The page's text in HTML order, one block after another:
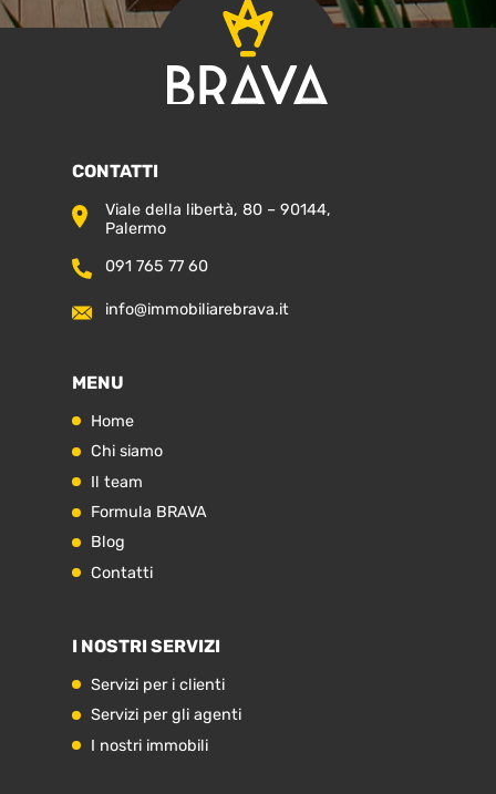
questo
CONTATTI
Viale della libertà, 80 – 90144,
Palermo
091 765 77 60
info@immobiliarebrava.it
MENU
Home
Chi siamo
Il team
Formula BRAVA
Blog
Contatti
I NOSTRI SERVIZI
Servizi per i clienti
Servizi per gli agenti
I nostri immobili